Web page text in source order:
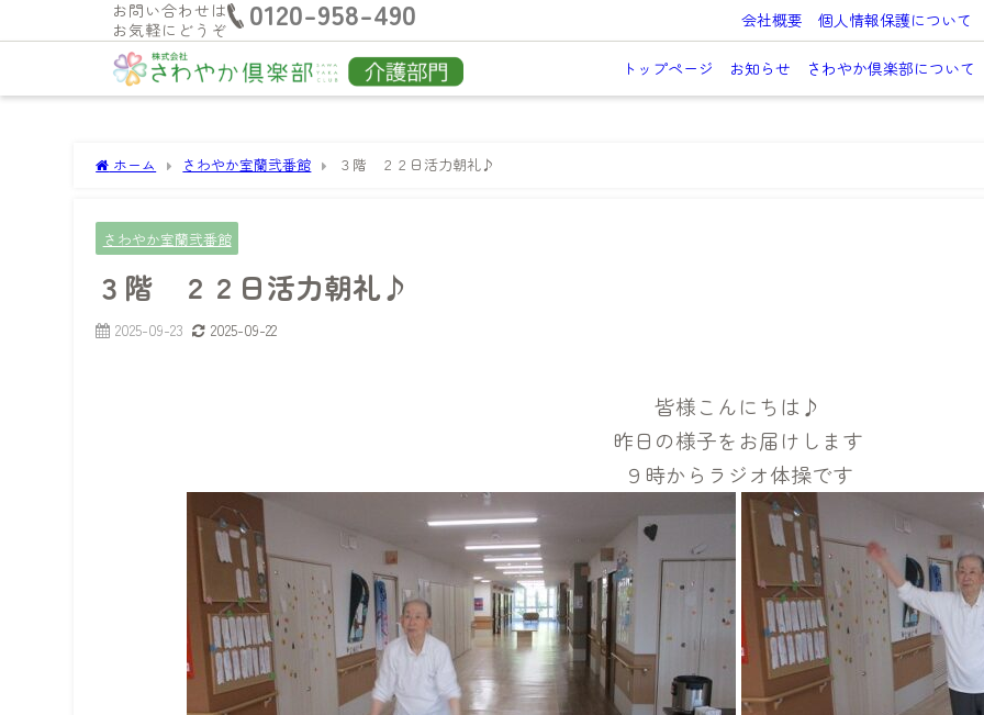
お問い合わせは
お気軽にどうぞ
0120-958-490 会社概要 個人情報保護について
トップページ お知らせ さわやか倶楽部について
ホーム さわやか室蘭弐番館 ３階 ２２日活力朝礼♪
さわやか室蘭弐番館
３階 ２２日活力朝礼♪
2025-09-23 2025-09-22
皆様こんにちは♪
昨日の様子をお届けします
９時からラジオ体操です